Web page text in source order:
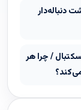
دنباله‌دار
/ چرا هر